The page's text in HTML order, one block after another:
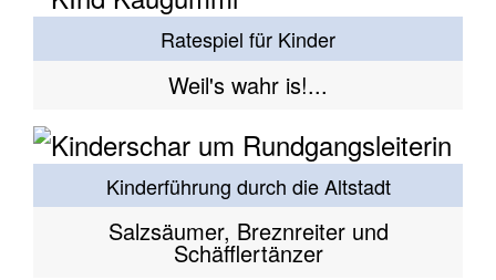
Ratespiel für Kinder
Weil's wahr is!...
Kinderführung durch die Altstadt
Salzsäumer, Breznreiter und
Schäfflertänzer